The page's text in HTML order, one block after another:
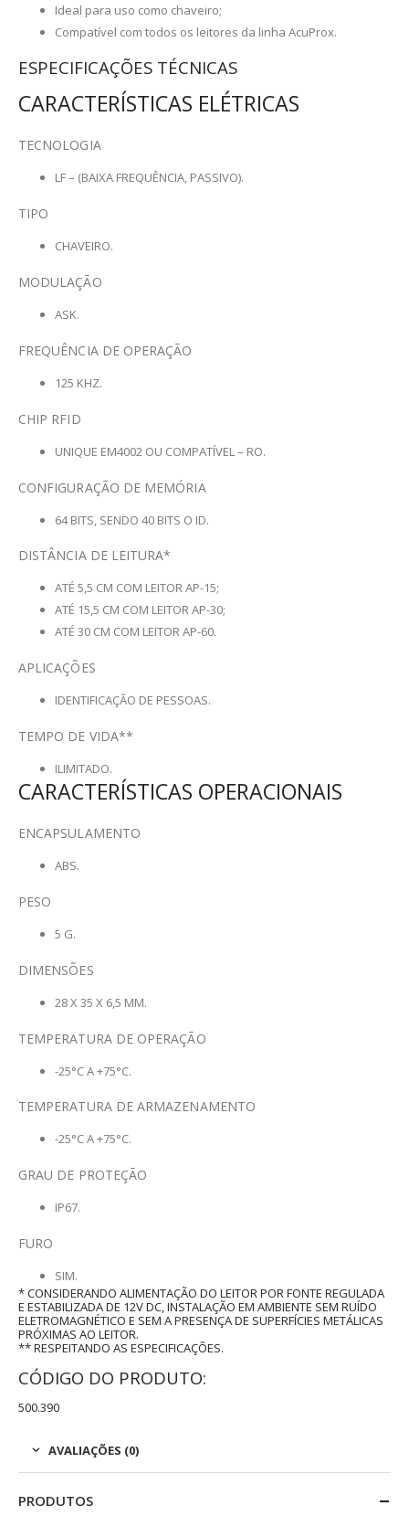
Ideal para uso como chaveiro;
Compatível com todos os leitores da linha AcuProx.
ESPECIFICAÇÕES TÉCNICAS
CARACTERÍSTICAS ELÉTRICAS
TECNOLOGIA
LF – (BAIXA FREQUÊNCIA, PASSIVO).
TIPO
CHAVEIRO.
MODULAÇÃO
ASK.
FREQUÊNCIA DE OPERAÇÃO
125 KHZ.
CHIP RFID
UNIQUE EM4002 OU COMPATÍVEL – RO.
CONFIGURAÇÃO DE MEMÓRIA
64 BITS, SENDO 40 BITS O ID.
DISTÂNCIA DE LEITURA*
ATÉ 5,5 CM COM LEITOR AP-15;
ATÉ 15,5 CM COM LEITOR AP-30;
ATÉ 30 CM COM LEITOR AP-60.
APLICAÇÕES
IDENTIFICAÇÃO DE PESSOAS.
TEMPO DE VIDA**
ILIMITADO.
CARACTERÍSTICAS OPERACIONAIS
ENCAPSULAMENTO
ABS.
PESO
5 G.
DIMENSÕES
28 X 35 X 6,5 MM.
TEMPERATURA DE OPERAÇÃO
-25°C A +75°C.
TEMPERATURA DE ARMAZENAMENTO
-25°C A +75°C.
GRAU DE PROTEÇÃO
IP67.
FURO
SIM.
* CONSIDERANDO ALIMENTAÇÃO DO LEITOR POR FONTE REGULADA
E ESTABILIZADA DE 12V DC, INSTALAÇÃO EM AMBIENTE SEM RUÍDO
ELETROMAGNÉTICO E SEM A PRESENÇA DE SUPERFÍCIES METÁLICAS
PRÓXIMAS AO LEITOR.
** RESPEITANDO AS ESPECIFICAÇÕES.
CÓDIGO DO PRODUTO:
500.390
AVALIAÇÕES (0)
PRODUTOS